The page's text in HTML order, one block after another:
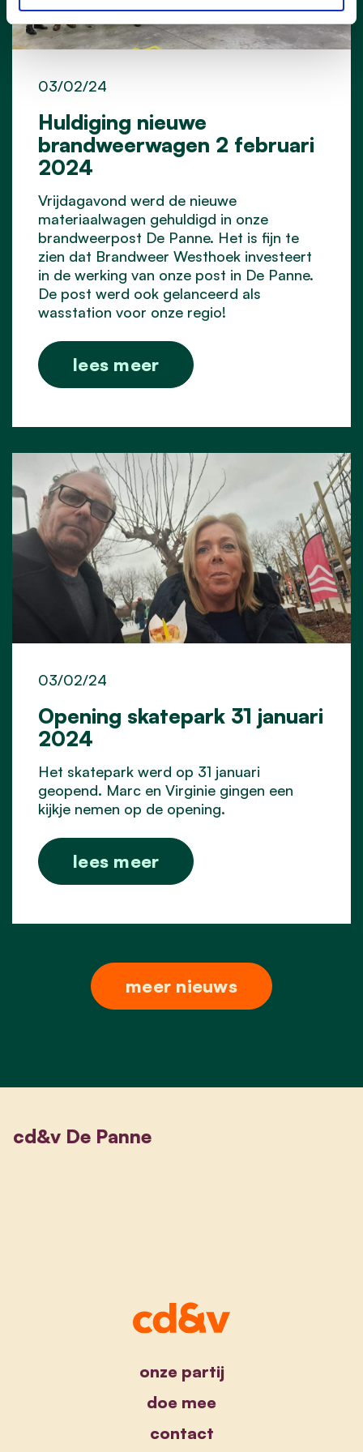
Huldiging nieuwe
brandweerwagen 2 februari
2024
03/02/24
Vrijdagavond werd de nieuwe
materiaalwagen gehuldigd in onze
brandweerpost De Panne. Het is fijn te
zien dat Brandweer Westhoek investeert
in de werking van onze post in De Panne.
De post werd ook gelanceerd als
wasstation voor onze regio!
lees meer
Opening skatepark 31 januari
2024
03/02/24
Het skatepark werd op 31 januari
geopend. Marc en Virginie gingen een
kijkje nemen op de opening.
lees meer
meer nieuws
cd&v De Panne
onze partij
doe mee
contact